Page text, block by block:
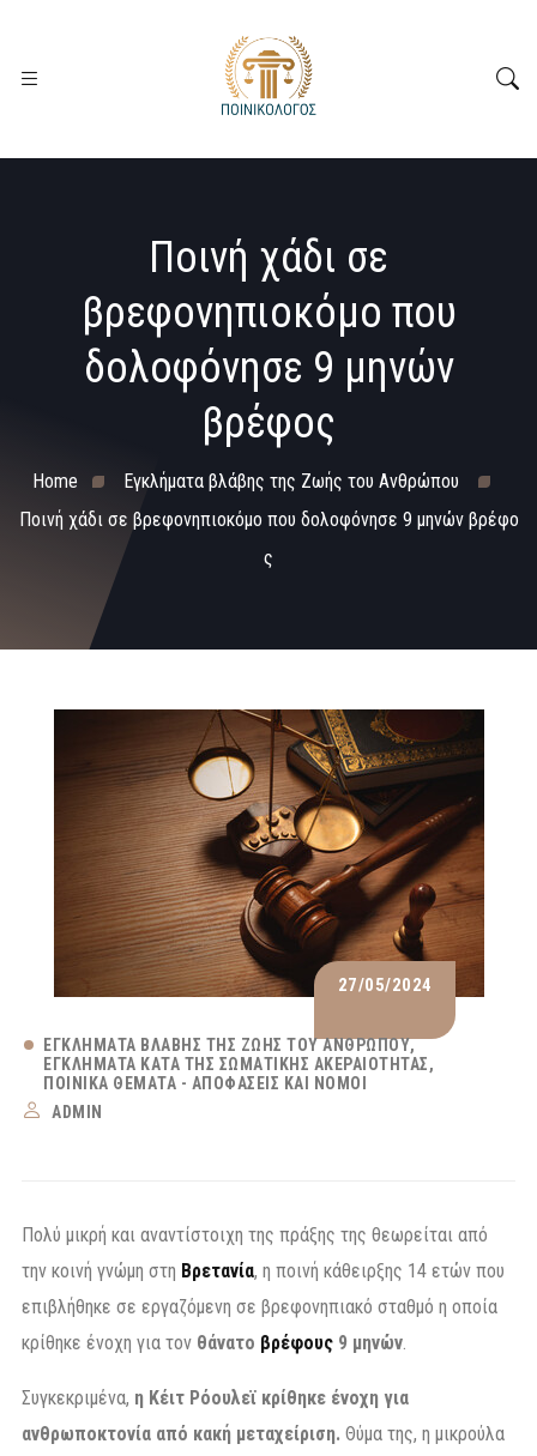
Ποινή χάδι σε
βρεφονηπιοκόμο που
δολοφόνησε 9 μηνών
βρέφος
Home
Εγκλήματα βλάβης της Ζωής του Ανθρώπου
Ποινή χάδι σε βρεφονηπιοκόμο που δολοφόνησε 9 μηνών βρέφο
ς
27/05/2024
ΕΓΚΛΉΜΑΤΑ ΒΛΆΒΗΣ ΤΗΣ ΖΩΉΣ ΤΟΥ ΑΝΘΡΏΠΟΥ
ΕΓΚΛΉΜΑΤΑ ΚΑΤΆ ΤΗΣ ΣΩΜΑΤΙΚΉΣ ΑΚΕΡΑΙΌΤΗΤΑΣ
ΠΟΙΝΙΚΆ ΘΈΜΑΤΑ - ΑΠΟΦΆΣΕΙΣ ΚΑΙ ΝΌΜΟΙ
ADMIN
Πολύ μικρή και αναντίστοιχη της πράξης της θεωρείται από
την κοινή γνώμη στη Βρετανία, η ποινή κάθειρξης 14 ετών που
επιβλήθηκε σε εργαζόμενη σε βρεφονηπιακό σταθμό η οποία
κρίθηκε ένοχη για τον θάνατο βρέφους 9 μηνών
Συγκεκριμένα, η Κέιτ Ρόουλεϊ κρίθηκε ένοχη για
ανθρωποκτονία από κακή μεταχείριση. Θύμα της, η μικρούλα